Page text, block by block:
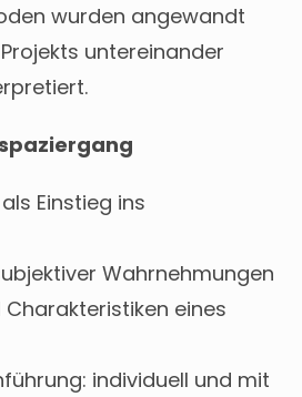
wurden angewandt
untereinander
Einstieg ins
Wahrnehmungen
eines
individuell und mit